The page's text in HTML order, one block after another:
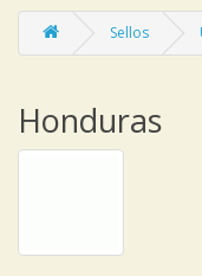
Sellos
Honduras